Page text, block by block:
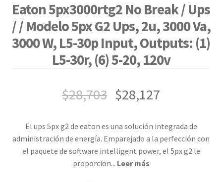
Eaton 5px3000rtg2 No Break / Ups
/ / Modelo 5px G2 Ups, 2u, 3000 Va,
3000 W, L5-30p Input, Outputs: (1)
L5-30r, (6) 5-20, 120v
$28,703 $28,127
El ups 5px g2 de eaton es una solución integrada de
administración de energía. Emparejado a la perfección con
el paquete de software intelligent power, el 5px g2 le
proporcion... Leer más